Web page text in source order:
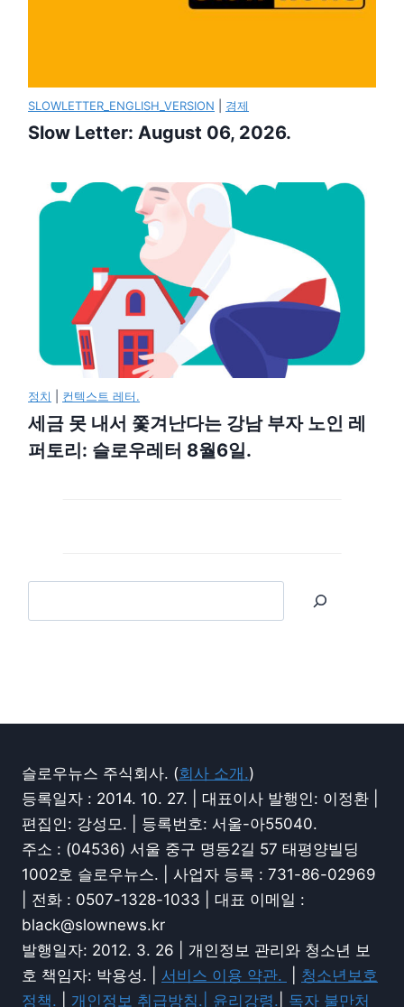
SLOWLETTER_ENGLISH_VERSION 경제
Slow Letter: August 06, 2026.
정치 컨텍스트 레터.
세금 못 내서 쫓겨난다는 강남 부자 노인 레
퍼토리: 슬로우레터 8월6일.
슬로우뉴스 주식회사. (회사 소개.)
등록일자 : 2014. 10. 27. | 대표이사 발행인: 이정환 |
편집인: 강성모. | 등록번호: 서울-아55040.
주소 : (04536) 서울 중구 명동2길 57 태평양빌딩
1002호 슬로우뉴스. | 사업자 등록 : 731-86-02969
| 전화 : 0507-1328-1033 | 대표 이메일 :
black@slownews.kr
발행일자: 2012. 3. 26 | 개인정보 관리와 청소년 보
호 책임자: 박용성. | 서비스 이용 약관.
청소년보호
정책.
개인정보 취급방침.| 윤리강령. 독자 불만처